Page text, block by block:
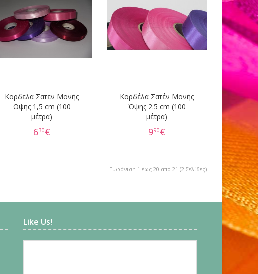
Κορδελα Σατεν Μονής
Οψης 1,5 cm (100
μέτρα)
630€
Κορδέλα Σατέν Μονής
Όψης 2.5 cm (100
μέτρα)
990€
Εμφάνιση 1 έως 20 από 21 (2 Σελίδες)
Like Us!